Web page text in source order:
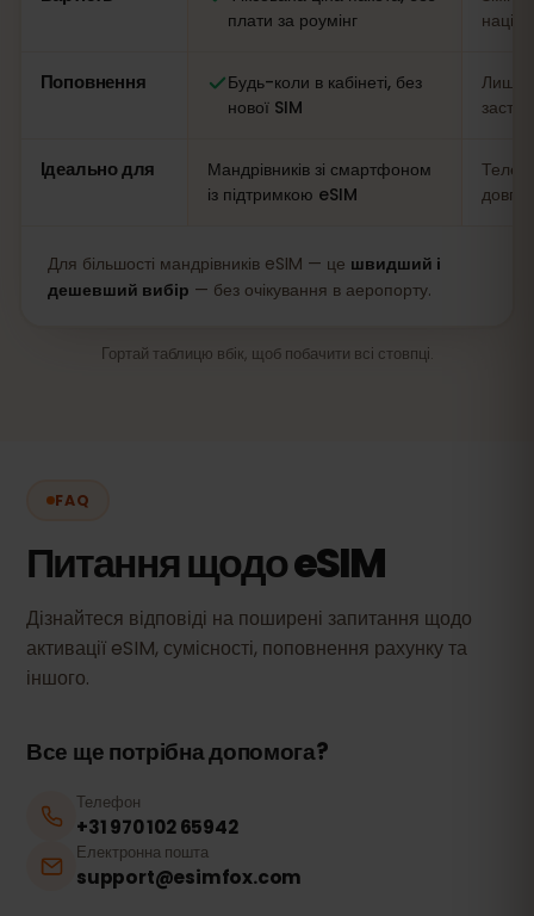
плати за роумінг
Поповнення
Будь-коли в кабінеті, без
нової SIM
Лише
Ідеально для
Мандрівників зі смартфоном
із підтримкою eSIM
Для більшості мандрівників eSIM — це швидший і
дешевший вибір — без очікування в аеропорту.
Гортай таблицю вбік, щоб побачити всі стовпці.
FAQ
Питання щодо eSIM
Дізнайтеся відповіді на поширені запитання щодо
активації eSIM, сумісності, поповнення рахунку та
іншого.
Все ще потрібна допомога?
Телефон
+31 970 102 65942
Електронна пошта
support@esimfox.com